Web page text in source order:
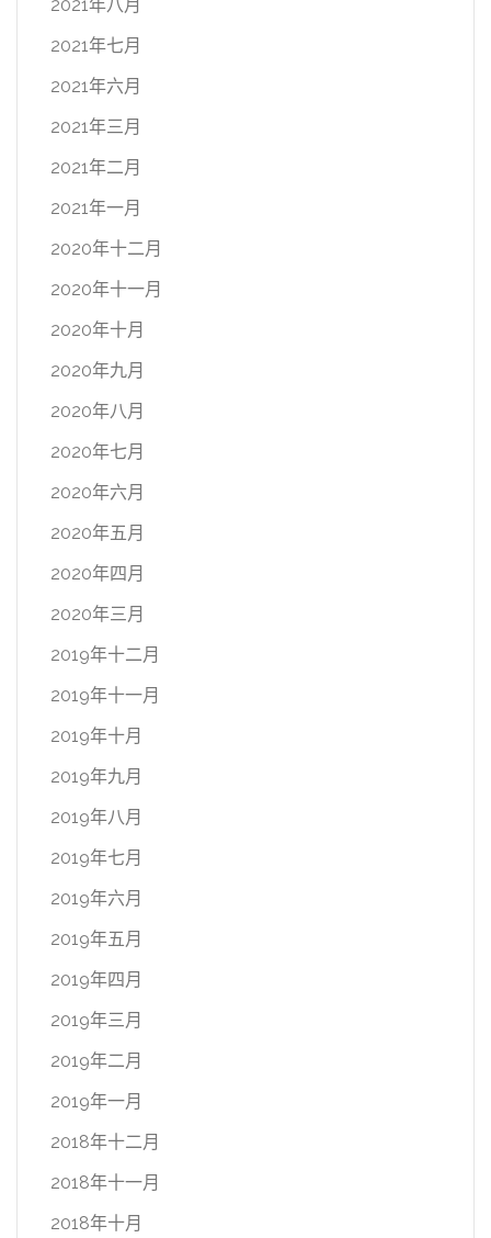
2021年八月
2021年七月
2021年六月
2021年三月
2021年二月
2021年一月
2020年十二月
2020年十一月
2020年十月
2020年九月
2020年八月
2020年七月
2020年六月
2020年五月
2020年四月
2020年三月
2019年十二月
2019年十一月
2019年十月
2019年九月
2019年八月
2019年七月
2019年六月
2019年五月
2019年四月
2019年三月
2019年二月
2019年一月
2018年十二月
2018年十一月
2018年十月